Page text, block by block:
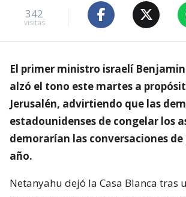
342
visitas
El primer ministro israelí
alzó el tono este martes a
Jerusalén, advirtiendo que las
estadounidenses de congelar los
demorarían las conversaciones de
año.
Netanyahu dejó la Casa Blanca tras